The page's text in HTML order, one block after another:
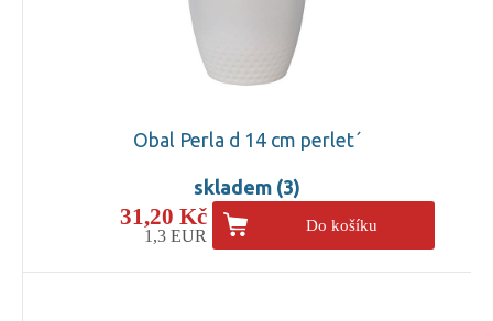
Obal Perla d 14 cm perlet´
skladem (3)
31,20 Kč
1,3 EUR
Do košíku